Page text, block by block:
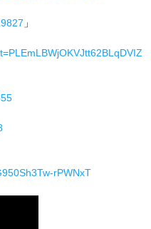
」
rPWNxT